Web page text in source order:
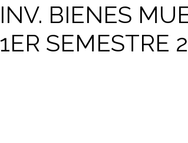
INV. BIENES
1ER SEMESTRE